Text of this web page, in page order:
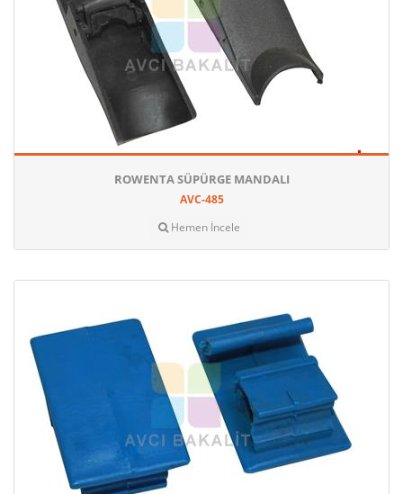
ROWENTA SÜPÜRGE MANDALI
AVC-485
Hemen İncele